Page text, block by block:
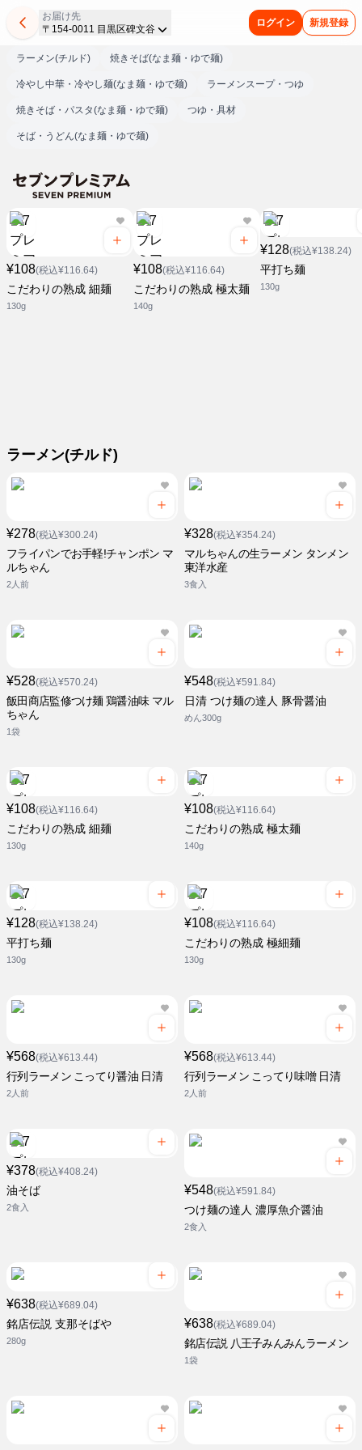
お届け先
〒154-0011 目黒区碑文谷
ログイン 新規登録
ラーメン(チルド) 焼きそば(なま麺・ゆで麺)
冷やし中華・冷やし麺(なま麺・ゆで麺) ラーメンスープ・つゆ
焼きそば・パスタ(なま麺・ゆで麺) つゆ・具材
そば・うどん(なま麺・ゆで麺)
¥108(税込¥116.64)
こだわりの熟成 細麺
130g
¥108(税込¥116.64)
こだわりの熟成 極太麺
140g
¥128(税込¥138.24)
平打ち麺
130g
ラーメン(チルド)
¥278(税込¥300.24)
フライパンでお手軽!チャンポン マ
ルちゃん
2人前
¥328(税込¥354.24)
マルちゃんの生ラーメン タンメン
東洋水産
3食入
¥528(税込¥570.24)
飯田商店監修つけ麺 鶏醤油味 マル
ちゃん
1袋
¥548(税込¥591.84)
日清 つけ麺の達人 豚骨醤油
めん300g
¥108(税込¥116.64)
こだわりの熟成 細麺
130g
¥108(税込¥116.64)
こだわりの熟成 極太麺
140g
¥128(税込¥138.24)
平打ち麺
130g
¥108(税込¥116.64)
こだわりの熟成 極細麺
130g
¥568(税込¥613.44)
行列ラーメン こってり醤油 日清
2人前
¥568(税込¥613.44)
行列ラーメン こってり味噌 日清
2人前
¥378(税込¥408.24)
油そば
2食入
¥548(税込¥591.84)
つけ麺の達人 濃厚魚介醤油
2食入
¥638(税込¥689.04)
銘店伝説 支那そばや
280g
¥638(税込¥689.04)
銘店伝説 八王子みんみんラーメン
1袋